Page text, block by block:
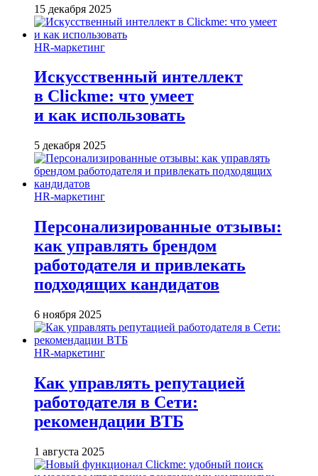
15 декабря 2025
HR-маркетинг
Искусственный интеллект
в Clickme: что умеет
и как использовать
5 декабря 2025
HR-маркетинг
Персонализированные отзывы:
как управлять брендом
работодателя и привлекать
подходящих кандидатов
6 ноября 2025
HR-маркетинг
Как управлять репутацией
работодателя в Сети:
рекомендации ВТБ
1 августа 2025